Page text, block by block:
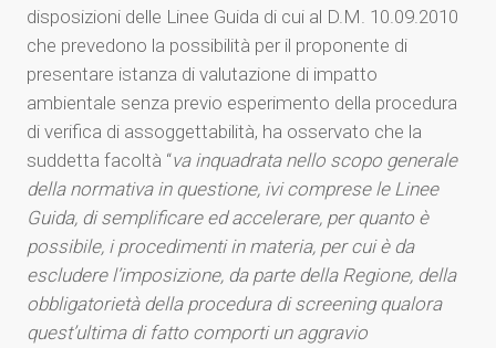
disposizioni delle Linee Guida di cui al D.M. 10.09.2010
che prevedono la possibilità per il proponente di
presentare istanza di valutazione di impatto
ambientale senza previo esperimento della procedura
di verifica di assoggettabilità, ha osservato che la
suddetta facoltà “va inquadrata nello scopo generale
della normativa in questione, ivi comprese le Linee
Guida, di semplificare ed accelerare, per quanto è
possibile, i procedimenti in materia, per cui è da
escludere l’imposizione, da parte della Regione, della
obbligatorietà della procedura di screening qualora
quest’ultima di fatto comporti un aggravio